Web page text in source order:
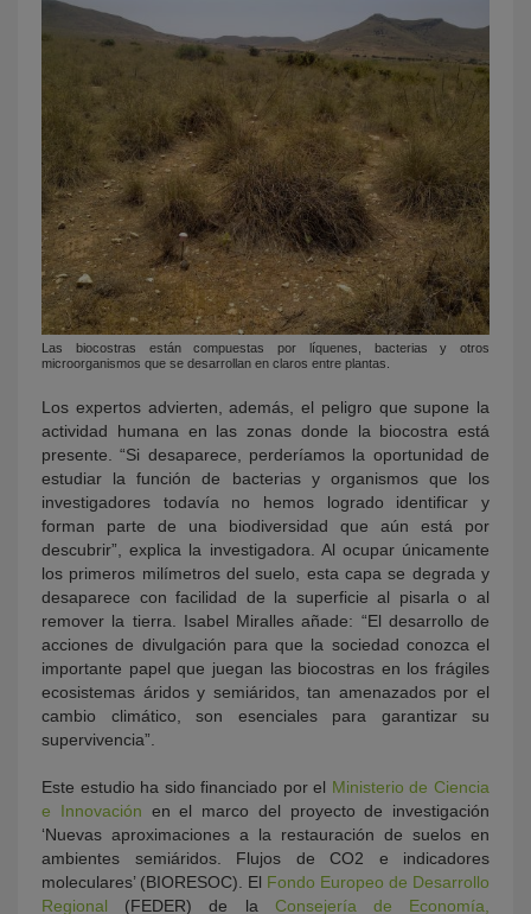
Las biocostras están compuestas por líquenes, bacterias y otros
microorganismos que se desarrollan en claros entre plantas.
Los expertos advierten, además, el peligro que supone la
actividad humana en las zonas donde la biocostra está
presente.
“Si desaparece, perderíamos la oportunidad de
estudiar la función de bacterias y organismos que los
investigadores todavía no hemos logrado identificar y
forman parte de una biodiversidad que aún está por
descubrir”, explica la investigadora. Al ocupar únicamente
los primeros milímetros del suelo, esta capa se degrada y
desaparece con facilidad de la superficie al pisarla o al
remover la tierra. Isabel Miralles añade: “El desarrollo de
acciones de divulgación para que la sociedad conozca el
importante papel que juegan las biocostras en los frágiles
ecosistemas áridos y semiáridos, tan amenazados por el
cambio climático, son esenciales para garantizar su
supervivencia”.
Este estudio ha sido financiado por el Ministerio de Ciencia
e Innovación en el marco del proyecto de investigación
‘Nuevas aproximaciones a la restauración de suelos en
ambientes semiáridos. Flujos de CO2 e indicadores
moleculares’ (BIORESOC). El Fondo Europeo de Desarrollo
Regional (FEDER) de la Consejería de Economía,